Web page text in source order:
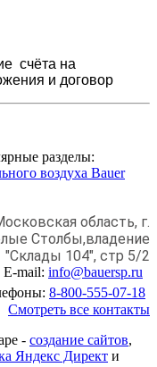
счёта на
и договор
разделы:
воздуха Bauer
область, г.
Столбы,владение
"Склады 104", стр 5/2
E-mail: info@bauersp.ru
8-800-555-07-18
Смотреть все контакты
- создание сайтов,
Яндекс Директ и